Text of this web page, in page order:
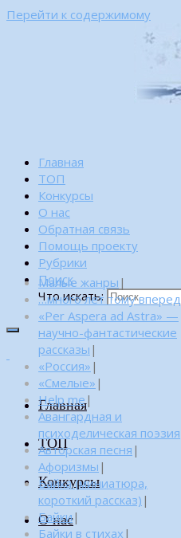
Перейти к содержимому
Главная
ТОП
Конкурсы
О нас
Обратная связь
Помощь проекту
Рубрики
Поиск
Что искать:
Главная
ТОП
Конкурсы
О нас
Малые жанры |
…много лет тому вперед
«Per Aspera ad Astra» —
научно-фантастические
рассказы |
«Россия» |
«Смелые» |
Help me|
Авангардная и
психоделическая поэзия
Авторская песня |
Афоризмы |
Байка (миниатюра,
короткий рассказ) |
Байки|
Байки в стихах |